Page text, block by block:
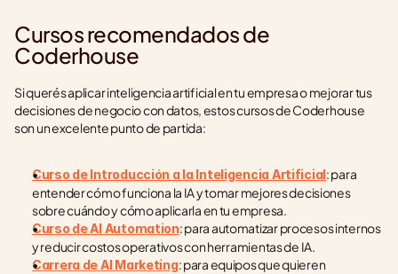
Cursos recomendados de
Coderhouse
Si querés aplicar inteligencia artificial en tu empresa o mejorar tus
decisiones de negocio con datos, estos cursos de Coderhouse
son un excelente punto de partida:
Curso de Introducción a la Inteligencia Artificial: para
entender cómo funciona la IA y tomar mejores decisiones
sobre cuándo y cómo aplicarla en tu empresa.
Curso de AI Automation: para automatizar procesos internos
y reducir costos operativos con herramientas de IA.
Carrera de AI Marketing: para equipos que quieren